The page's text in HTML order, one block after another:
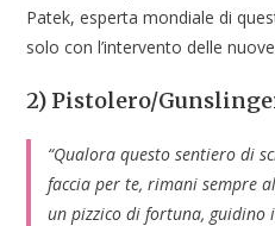
Patek, esperta mondiale di
solo con l’intervento delle
2) Pistolero/
“Qualora questo sentiero di
faccia per te, rimani sempre
un pizzico di fortuna,